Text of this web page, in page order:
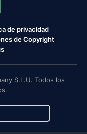
de privacidad
de Copyright
S.L.U. Todos los